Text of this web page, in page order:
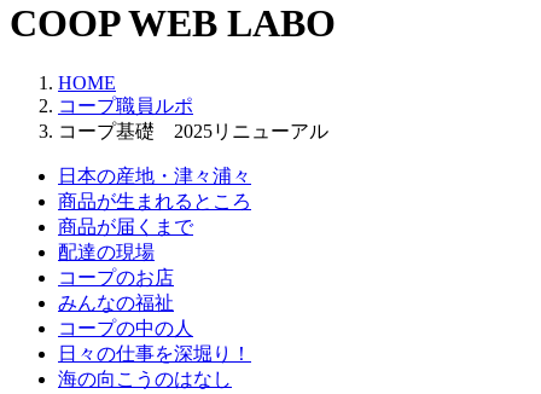
COOP WEB LABO
HOME
コープ職員ルポ
コープ基礎 2025リニューアル
日本の産地・津々浦々
商品が生まれるところ
商品が届くまで
配達の現場
コープのお店
みんなの福祉
コープの中の人
日々の仕事を深堀り！
海の向こうのはなし